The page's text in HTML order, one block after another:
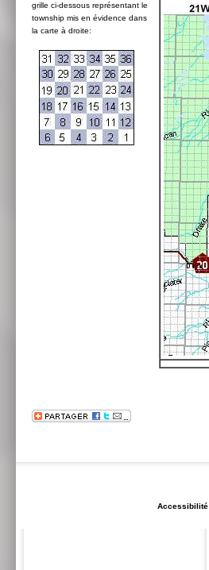
grille ci-dessous représentant le
township mis en évidence dans
la carte à droite:
Accessibilité